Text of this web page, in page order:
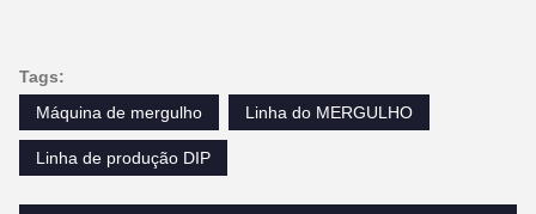
Tags:
Máquina de mergulho
Linha do MERGULHO
Linha de produção DIP